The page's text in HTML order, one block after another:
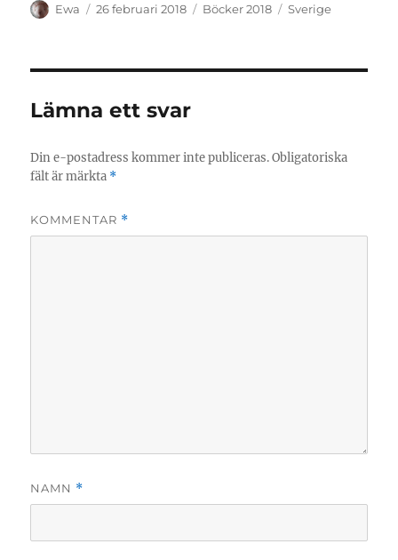
Författare
Ewa
Publicerat
26 februari 2018 Kategorier
Böcker 2018 Etiketter
Sverige
Lämna ett svar
Din e-postadress kommer inte publiceras. Obligatoriska
fält är märkta *
KOMMENTAR *
NAMN *